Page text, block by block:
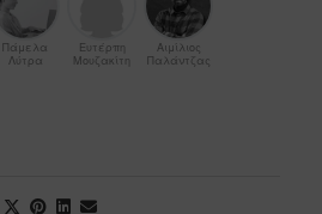
Πάμελα
Λύτρα
Ευτέρπη
Μουζακίτη
Αιμίλιος
Παλάντζας